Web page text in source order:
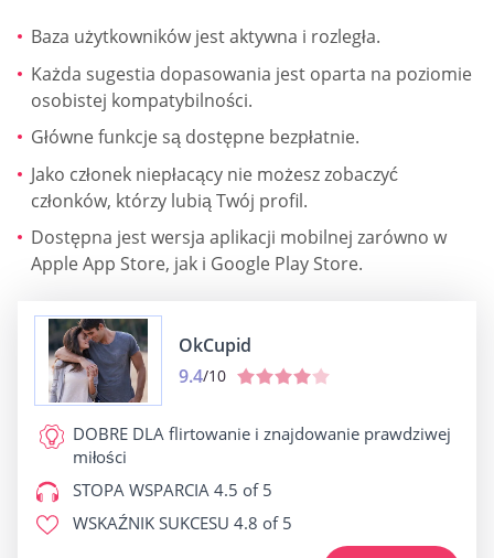
Baza użytkowników jest aktywna i rozległa.
Każda sugestia dopasowania jest oparta na poziomie
osobistej kompatybilności.
Główne funkcje są dostępne bezpłatnie.
Jako członek niepłacący nie możesz zobaczyć
członków, którzy lubią Twój profil.
Dostępna jest wersja aplikacji mobilnej zarówno w
Apple App Store, jak i Google Play Store.
OkCupid
9.4/10
DOBRE DLA flirtowanie i znajdowanie prawdziwej
miłości
STOPA WSPARCIA 4.5 of 5
WSKAŹNIK SUKCESU 4.8 of 5